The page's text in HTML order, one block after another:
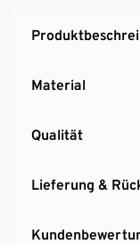
Material
Qualität
Lieferung &